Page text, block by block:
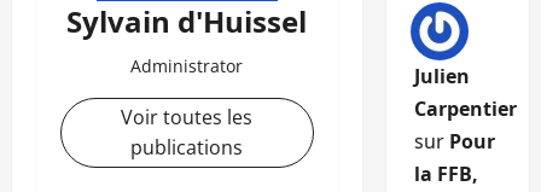
Sylvain d'Huissel
Administrator
Voir toutes les
publications
Julien
Carpentier
sur Pour
la FFB,